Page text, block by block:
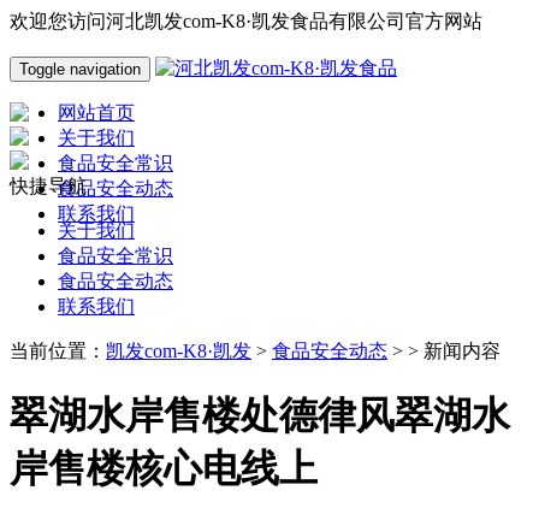
欢迎您访问河北凯发com-K8·凯发食品有限公司官方网站
Toggle navigation
网站首页
关于我们
食品安全常识
食品安全动态
联系我们
快捷导航
关于我们
食品安全常识
食品安全动态
联系我们
当前位置： 凯发com-K8·凯发 > 食品安全动态 > > 新闻内容
翠湖水岸售楼处德律风翠湖水
岸售楼核心电线上